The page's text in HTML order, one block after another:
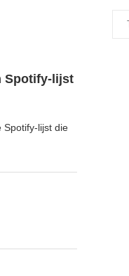
Spotify-lijst
Spotify-lijst die